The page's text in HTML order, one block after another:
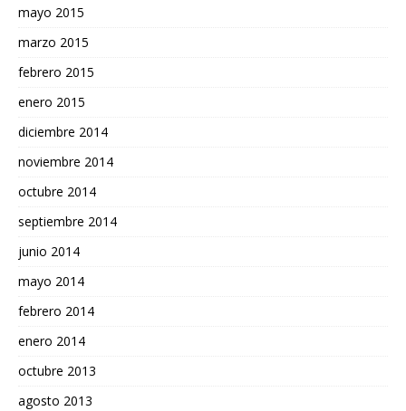
mayo 2015
marzo 2015
febrero 2015
enero 2015
diciembre 2014
noviembre 2014
octubre 2014
septiembre 2014
junio 2014
mayo 2014
febrero 2014
enero 2014
octubre 2013
agosto 2013